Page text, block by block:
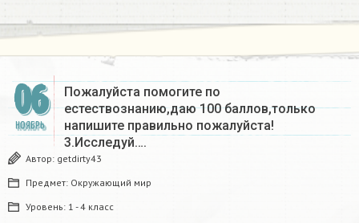
06
НОЯБРЬ
Пожалуйста помогите по
естествознанию,даю 100 баллов,только
напишите правильно пожалуйста!
3.Исследуй….
Автор: getdirty43
Предмет: Окружающий мир
Уровень: 1 - 4 класс